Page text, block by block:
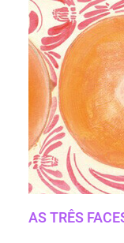
AS TRÊS